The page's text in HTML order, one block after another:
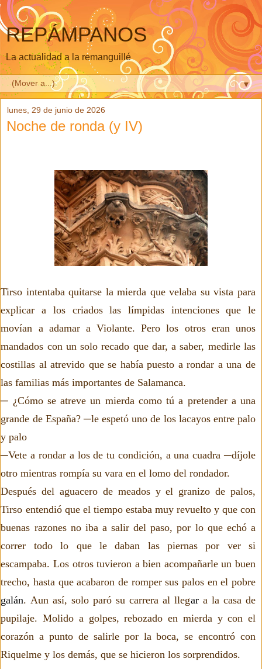
REPÁMPANOS
La actualidad a la remanguillé
▼
lunes, 29 de junio de 2026
Noche de ronda (y IV)
Tirso intentaba quitarse la mierda que velaba su vista para
explicar a los criados las límpidas intenciones que le
movían a adamar a Violante. Pero los otros eran unos
mandados con un solo recado que dar, a saber, medirle las
costillas al atrevido que se había puesto a rondar a una de
las familias más importantes de Salamanca.
─ ¿Cómo se atreve un mierda como tú a pretender a una
grande de España? ─le espetó uno de los lacayos entre palo
y palo
─Vete a rondar a los de tu condición, a una cuadra ─díjole
otro mientras rompía su vara en el lomo del rondador.
Después del aguacero de meados y el granizo de palos,
Tirso entendió que el tiempo estaba muy revuelto y que con
buenas razones no iba a salir del paso, por lo que echó a
correr todo lo que le daban las piernas por ver si
escampaba. Los otros tuvieron a bien acompañarle un buen
trecho, hasta que acabaron de romper sus palos en el pobre
galán. Aun así, solo paró su carrera al llegara la casa de
pupilaje. Molido a golpes, rebozado en mierda y con el
corazón a punto de salirle por la boca, se encontró con
Riquelme y los demás, que se hicieron los sorprendidos.